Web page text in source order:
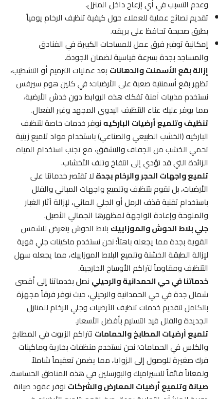
وعدم التسبب في أي إزعاج داخل المنزل.
تقديم نصائح عملية للعملاء حول كيفية تنظيف الرخام يومياً
بطرق صحيحة تحافظ على بريقه.
إمكانية توفير فرق عمل للمساحات الكبيرة في الفنادق
والمساجد بجدة بسرعة قياسية لضمان الجودة.
إزالة بقع الأسمنت والدهاناتبعد عمليات الترميم أو التشطيب،
تظهر بقع أسمنتية صعبة على الأرضيات؛ في كلين هوم سيرفس
نستخدم مذيبات آمنة تفكك هذه الروابط دون خدش الأرضية،
مما يوفر عليك عناء التنظيف اليدوي المجهد وغير الفعال.
تنظيف وتلميع أرضيات الباركيهنوفر خدمات خاصة لتنظيف
الباركيه (الخشب الطبيعي والصناعي) باستخدام مواد تلميع زيتية
تحمي الخشب من الجفاف والتشقق، مع تجنب استخدام المياه
الزائدة التي قد تؤدي إلى انتفاخ وتلف الأخشاب.
تلميع واجهات الحجر والرخام بجدةلا تقتصر خدماتنا على
الأرضيات، بل نقوم بتنظيف وتلميع واجهات المباني والفلل
باستخدام تقنية قذف الرمل أو الجلي المائي، لإزالة آثار الغبار
والملوحة وإعادة الواجهة لمظهرها الجمالي الأصيل.
جلي بلاط الحوش والموزاييكبلاط الحوش يتعرض للشمس
القوية بجدة مما يجعله باهتاً؛ نحن نستخدم ماكينات جلي قوية
لإزالة الطبقة الخشنة وتلميع البلاط الموزاييك، مما يجعله سهل
التنظيف ومقاوماً لتراكم الأوساخ الخارجية.
خدماتنا في حي الحمدانية والرحيلينصل بخدماتنا إلى أقصى
شمال جدة في حي الحمدانية والرحيلي، حيث نوفر فرقاً مجهزة
بالكامل لتقديم خدمات تنظيف الأرضيات وجلي الرخام للمنازل
الجديدة والفلل قيد التسليم بأفضل الأسعار.
تلميع أرضيات المطابخ والحماماتتتراكم الزيوت في المطابخ
والكلس في الحمامات؛ نحن نستخدم منظفات بخارية وماكينات
فرك صغيرة للوصول إلى الزوايا، مما يضمن تعقيماً شاملاً
ولمعاناً فائقاً للسيراميك والبورسلين في هذه المناطق الحساسة.
صيانة وتلميع أرضيات المعارض والشركاتنوفر عقود صيانة